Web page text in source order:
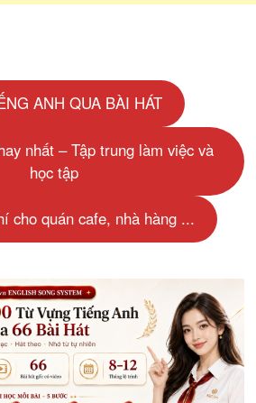
ANH QUA BÀI HÁT
nhất – Tập trung làm việc và
học tập
cho quán cafe, nhà hàng ...